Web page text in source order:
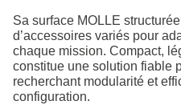
Sa surface MOLLE
d’accessoires variés pour
chaque mission. Compact,
constitue une solution fiable
recherchant modularité et
configuration.